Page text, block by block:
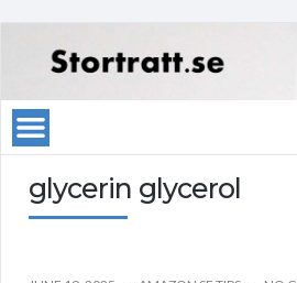
glycerin glycerol